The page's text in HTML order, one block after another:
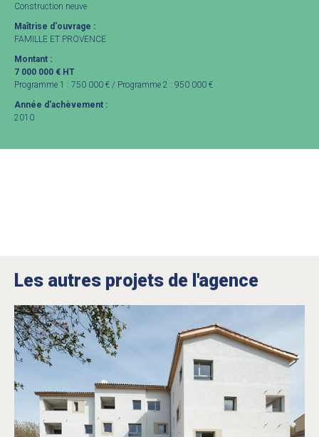
Construction neuve
Maîtrise d'ouvrage :
FAMILLE ET PROVENCE
Montant :
7 000 000 € HT
Programme 1 : 750 000 € / Programme 2 : 950 000 €
Année d'achèvement :
2010
Les autres projets de l'agence